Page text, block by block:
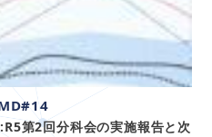
第2回分科会の実施報告と次